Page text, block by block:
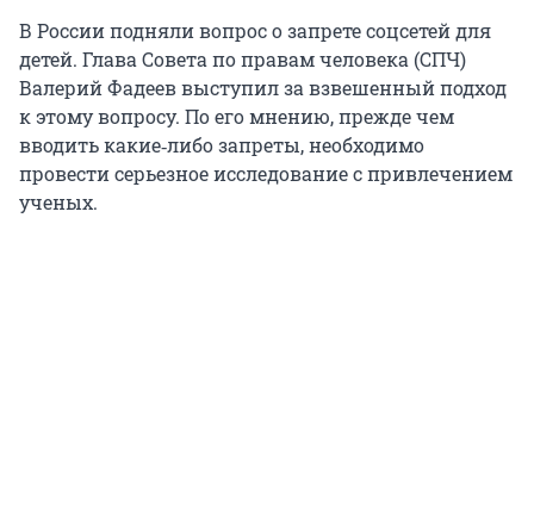
В России подняли вопрос о запрете соцсетей для
детей. Глава Совета по правам человека (СПЧ)
Валерий Фадеев выступил за взвешенный подход
к этому вопросу. По его мнению, прежде чем
вводить какие‑либо запреты, необходимо
провести серьезное исследование с привлечением
ученых.